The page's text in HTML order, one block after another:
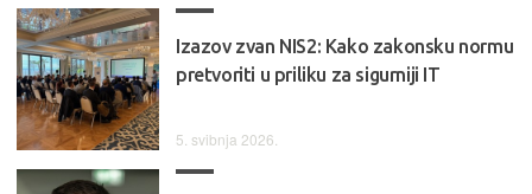
Izazov zvan NIS2: Kako zakonsku normu
pretvoriti u priliku za sigurniji IT
5. svibnja 2026.